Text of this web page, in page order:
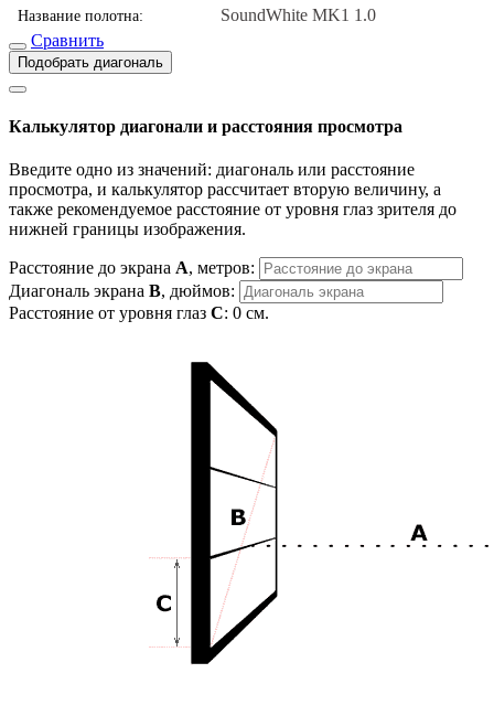
Название полотна:
SoundWhite MK1 1.0
Сравнить
Подобрать диагональ
Калькулятор диагонали и расстояния просмотра
Введите одно из значений: диагональ или расстояние
просмотра, и калькулятор рассчитает вторую величину, а
также рекомендуемое расстояние от уровня глаз зрителя до
нижней границы изображения.
Расстояние до экрана A, метров:
Диагональ экрана B, дюймов:
Расстояние от уровня глаз C: 0 см.